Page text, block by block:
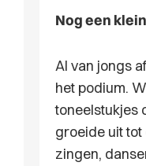
Nog een
Al van jongs
het podium.
toneelstukjes
groeide uit
zingen,